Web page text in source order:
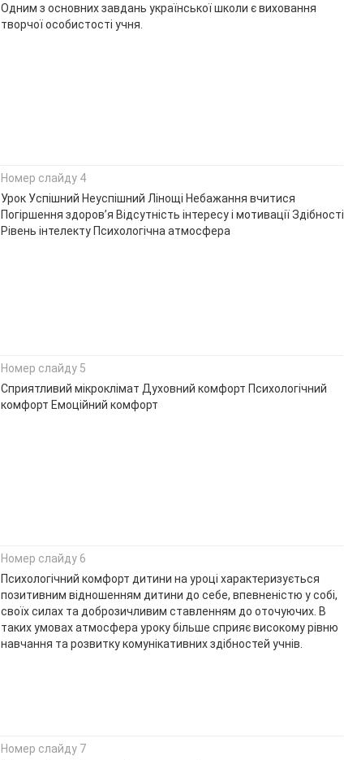
Одним з основних завдань української школи є виховання
творчої особистості учня.
Номер слайду 4
Урок Успішний Неуспішний Лінощі Небажання вчитися
Погіршення здоров’я Відсутність інтересу і мотивації Здібності
Рівень інтелекту Психологічна атмосфера
Номер слайду 5
Сприятливий мікроклімат Духовний комфорт Психологічний
комфорт Емоційний комфорт
Номер слайду 6
Психологічний комфорт дитини на уроці характеризується
позитивним відношенням дитини до себе, впевненістю у собі,
своїх силах та доброзичливим ставленням до оточуючих. В
таких умовах атмосфера уроку більше сприяє високому рівню
навчання та розвитку комунікативних здібностей учнів.
Номер слайду 7